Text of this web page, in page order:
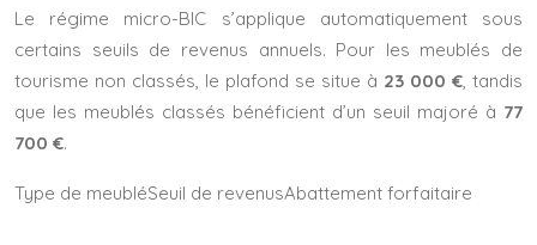
Le régime micro-BIC s’applique automatiquement sous
certains seuils de revenus annuels. Pour les meublés de
tourisme non classés, le plafond se situe à 23 000 €, tandis
que les meublés classés bénéficient d’un seuil majoré à 77
700 €.
Type de meubléSeuil de revenusAbattement forfaitaire